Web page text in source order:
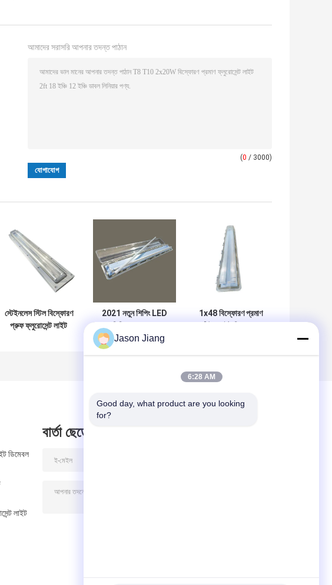
আমাদের সরাসরি আপনার তদন্ত পাঠান
(0 / 3000)
স্টেইনলেস স্টিল বিস্ফোরণ
প্রুফ ফ্লুরোসেন্ট লাইট
2021 নতুন শিপিং LED
ফ্লুরোসেন্ট লাইট 0.6m
1x48 বিস্ফোরণ প্রমাণ
ডিমেবল
লাইট
বার্তা ছেড়ে
Jason Jiang
6:28 AM
Good day, what product are you looking
for?